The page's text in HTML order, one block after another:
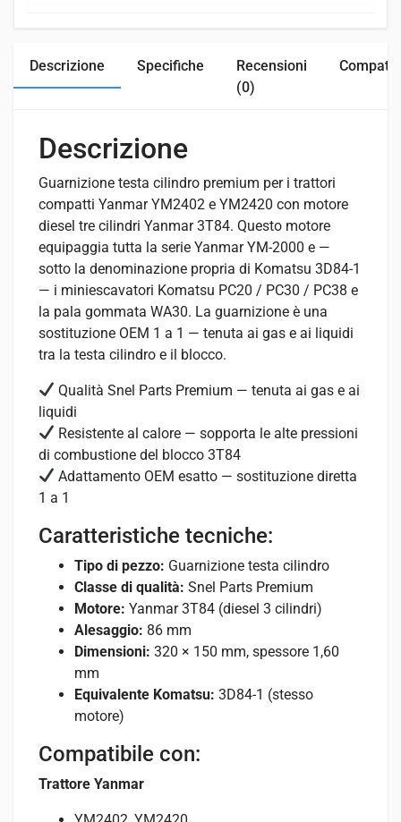
Descrizione Specifiche
Recensioni
(0)
Descrizione
Guarnizione testa cilindro premium per i trattori
compatti Yanmar YM2402 e YM2420 con motore
diesel tre cilindri Yanmar 3T84. Questo motore
equipaggia tutta la serie Yanmar YM-2000 e —
sotto la denominazione propria di Komatsu 3D84-1
— i miniescavatori Komatsu PC20 / PC30 / PC38 e
la pala gommata WA30. La guarnizione è una
sostituzione OEM 1 a 1 — tenuta ai gas e ai liquidi
tra la testa cilindro e il blocco.
Qualità Snel Parts Premium — tenuta ai gas e ai
liquidi
Resistente al calore — sopporta le alte pressioni
di combustione del blocco 3T84
Adattamento OEM esatto — sostituzione diretta
1 a 1
Caratteristiche tecniche:
Tipo di pezzo: Guarnizione testa cilindro
Classe di qualità: Snel Parts Premium
Motore: Yanmar 3T84 (diesel 3 cilindri)
Alesaggio: 86 mm
Dimensioni: 320 × 150 mm, spessore 1,60
mm
Equivalente Komatsu: 3D84-1 (stesso
motore)
Compatibile con:
Trattore Yanmar